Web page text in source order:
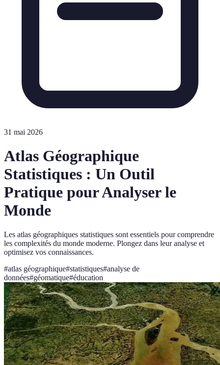
31 mai 2026
Atlas Géographique
Statistiques : Un Outil
Pratique pour Analyser le
Monde
Les atlas géographiques statistiques sont essentiels pour comprendre
les complexités du monde moderne. Plongez dans leur analyse et
optimisez vos connaissances.
#atlas géographique#statistiques#analyse de
données#géomatique#éducation